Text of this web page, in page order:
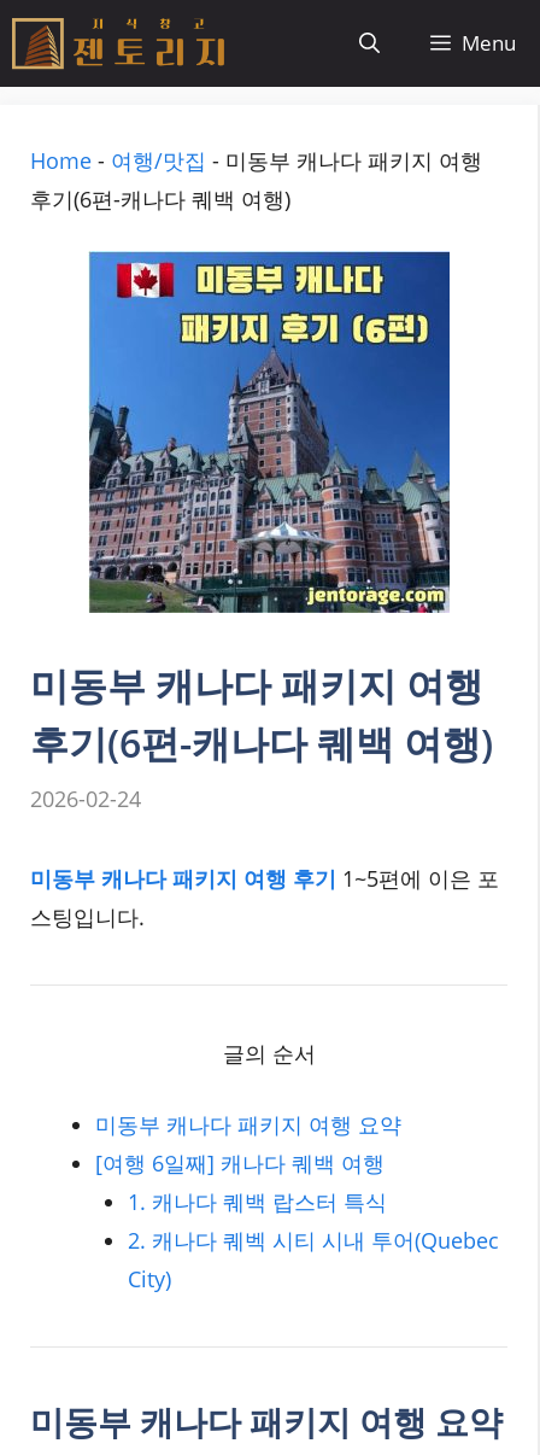
컨
츠
Menu
Home - 여행/맛집 - 미동부 캐나다 패키지 여행
후기(6편-캐나다 퀘백 여행)
미동부 캐나다 패키지 여행
후기(6편-캐나다 퀘백 여행)
2026-02-24
미동부 캐나다 패키지 여행 후기 1~5편에 이은 포
스팅입니다.
글의 순서
미동부 캐나다 패키지 여행 요약
[여행 6일째] 캐나다 퀘백 여행
1. 캐나다 퀘백 랍스터 특식
2. 캐나다 퀘벡 시티 시내 투어(Quebec
City)
미동부 캐나다 패키지 여행 요약